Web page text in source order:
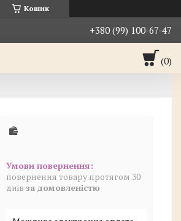
Кошик
+380 (99) 100-67-47
повернення товару протягом 30
днів за домовленістю